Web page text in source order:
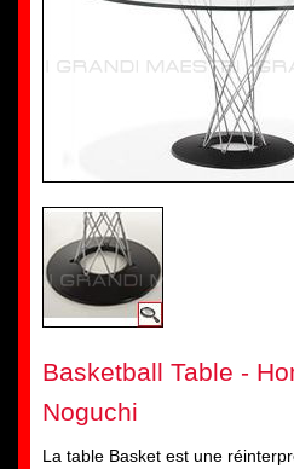
Basketball Table -
Noguchi
La table Basket est une